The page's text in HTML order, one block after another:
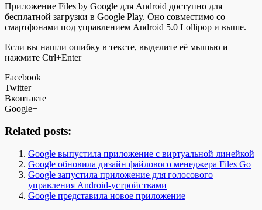
Приложение Files by Google для Android доступно для
бесплатной загрузки в Google Play. Оно совместимо со
смартфонами под управлением Android 5.0 Lollipop и выше.
Если вы нашли ошибку в тексте, выделите её мышью и
нажмите Ctrl+Enter
Facebook
Twitter
Вконтакте
Google+
Related posts:
Google выпустила приложение с виртуальной линейкой
Google обновила дизайн файлового менеджера Files Go
Google запустила приложение для голосового
управления Android-устройствами
Google представила новое приложение